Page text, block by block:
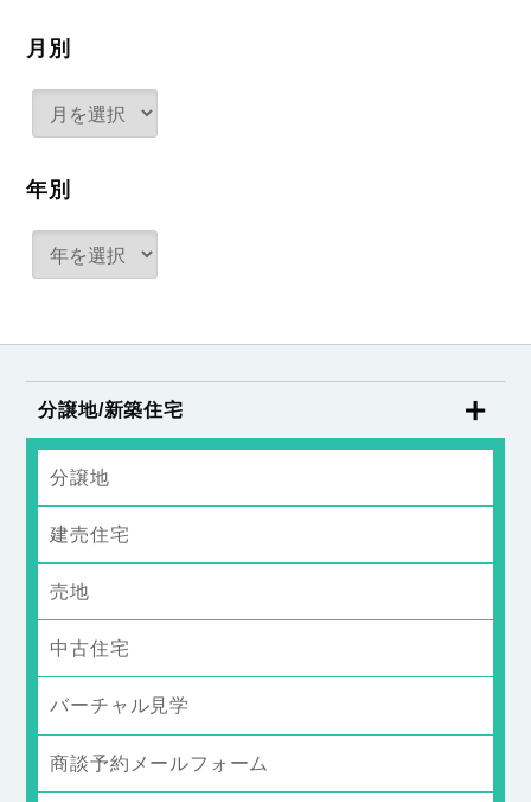
月別
年別
分譲地/新築住宅
分譲地
建売住宅
売地
中古住宅
バーチャル見学
商談予約メールフォーム